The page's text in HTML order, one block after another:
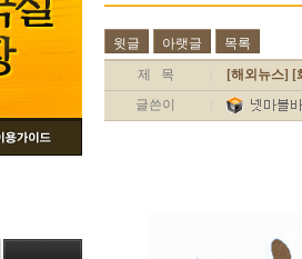
윗글 아랫글
목록
제 목
[해외뉴스] [
글쓴이